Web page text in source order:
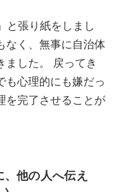
と張り紙をしまし
なく、無事に自治体
ました。 戻ってき
も心理的にも嫌だっ
を完了させることが
他の人へ伝え